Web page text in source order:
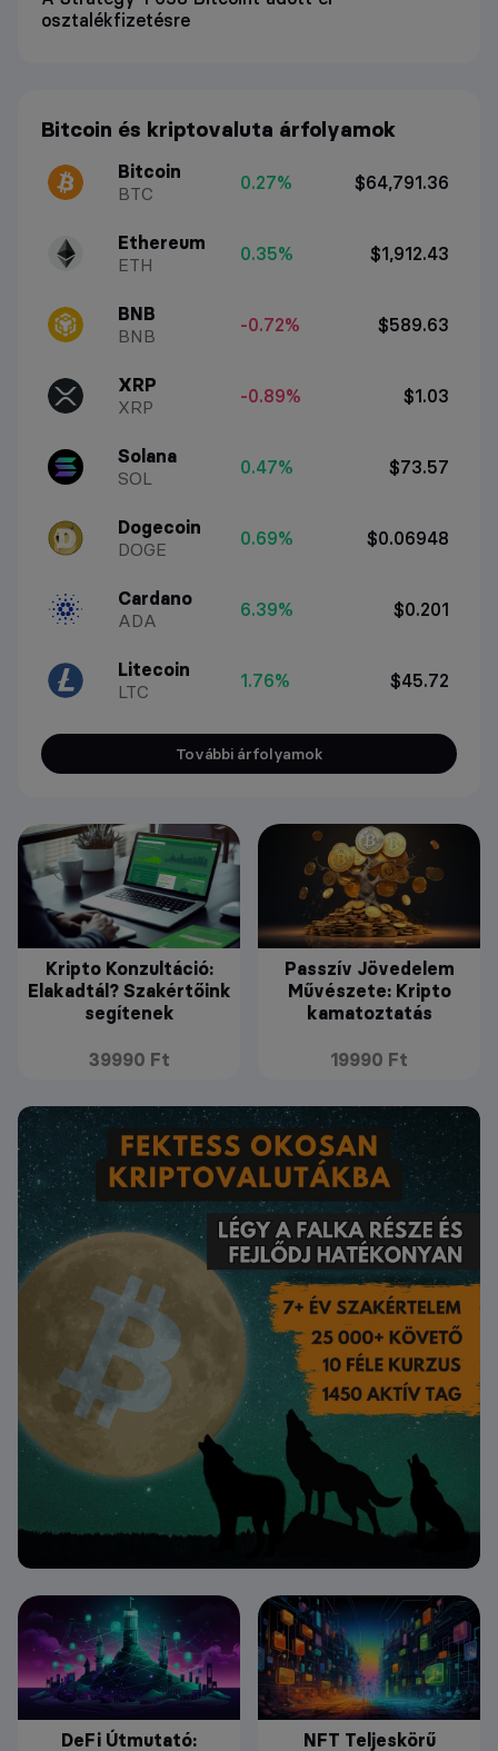
osztalékfizetésre
Bitcoin és kriptovaluta árfolyamok
Bitcoin
BTC
0.27% $64,791.36
Ethereum
ETH
0.35% $1,912.43
BNB
BNB
-0.72% $589.63
XRP
XRP
-0.89% $1.03
Solana
SOL
0.47% $73.57
Dogecoin
DOGE
0.69% $0.06948
Cardano
ADA
6.39% $0.201
Litecoin
LTC
1.76% $45.72
További árfolyamok
Kripto Konzultáció:
Elakadtál? Szakértőink
segítenek
39990 Ft
Passzív Jövedelem
Művészete: Kripto
kamatoztatás
19990 Ft
DeFi Útmutató:
NFT Teljeskörű